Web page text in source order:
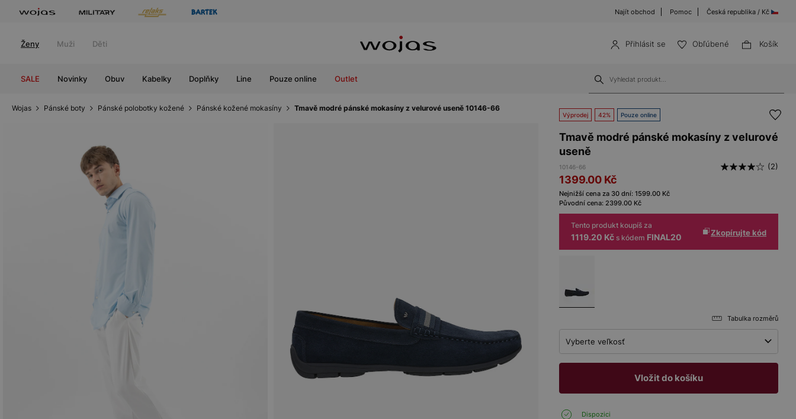
Najít obchod Pomoc Česká republika / Kč
Ženy Muži Děti Přihlásit se Obľúbené Košík
SALE Novinky Obuv Kabelky Doplňky Line Pouze online Outlet
Wojas Pánské boty Pánské polobotky kožené Pánské kožené mokasíny Tmavě modré pánské mokasíny z velurové useně 10146-66
Výprodej 42% Pouze online
Tmavě modré pánské mokasíny z velurové
useně
10146-66 (2)
1399.00 Kč
Nejnižší cena za 30 dní: 1599.00 Kč
Původní cena: 2399.00 Kč
Tento produkt koupíš za
1119.20 Kč s kódem FINAL20 Zkopírujte kód
Tabulka rozměrů
Vyberte veľkosť
Vložit do košíku
Dispozici